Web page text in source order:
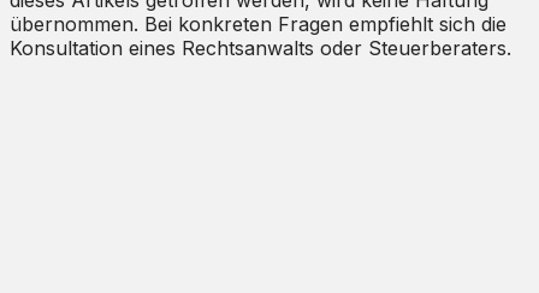
übernommen. Bei konkreten Fragen empfiehlt sich die
Konsultation eines Rechtsanwalts oder Steuerberaters.